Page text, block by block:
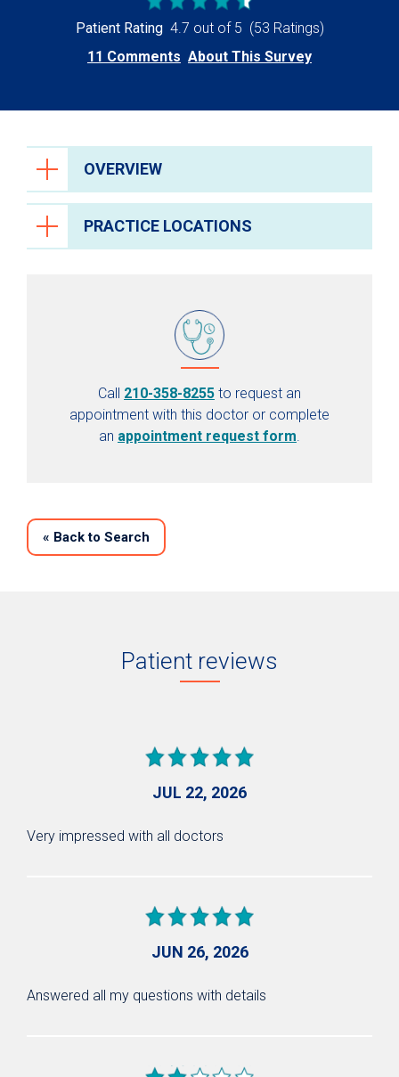
Patient Rating 4.7 out of 5 (53 Ratings)
11 Comments About This Survey
OVERVIEW
PRACTICE LOCATIONS
Call 210-358-8255 to request an
appointment with this doctor or complete
an appointment request form.
« Back to Search
Patient reviews
JUL 22, 2026
Very impressed with all doctors
JUN 26, 2026
Answered all my questions with details